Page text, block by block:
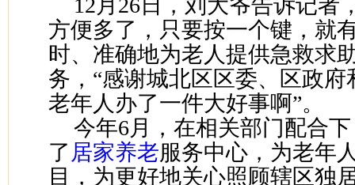
12月26日，刘大爷告诉记者
方便多了，只要按一个键，就
时、准确地为老人提供急救求
务，“感谢城北区区委、区政
老年人办了一件大好事啊”。
今年6月，在相关部门配合
了 居家养老服务中心，为老年
目，为更好地关心照顾辖区独